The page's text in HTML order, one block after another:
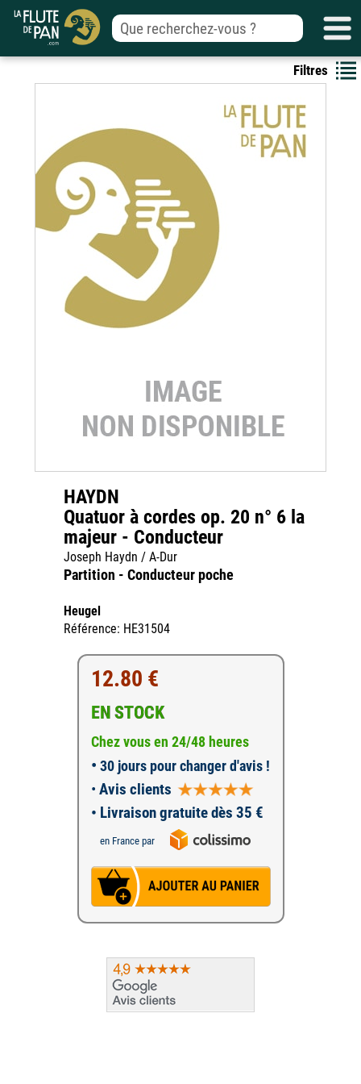
Filtres
HAYDN
Quatuor à cordes op. 20 n° 6 la
majeur - Conducteur
Joseph Haydn / A-Dur
Partition - Conducteur poche
Heugel
Référence: HE31504
12.80 €
EN STOCK
Chez vous en 24/48 heures
• 30 jours pour changer d'avis !
• Avis clients
• Livraison gratuite dès 35 €
en France par